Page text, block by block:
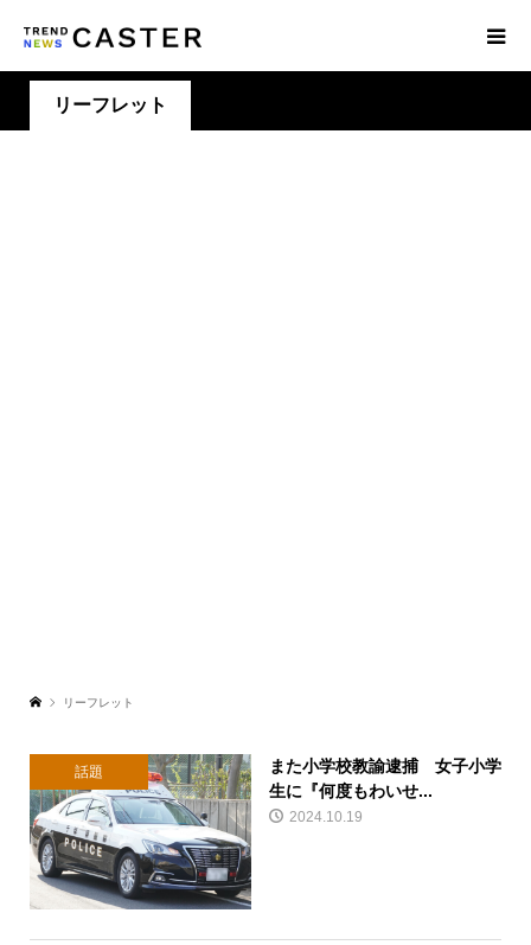
リーフレット
リーフレット
話題
また小学校教諭逮捕 女子小学
生に『何度もわいせ...
2024.10.19